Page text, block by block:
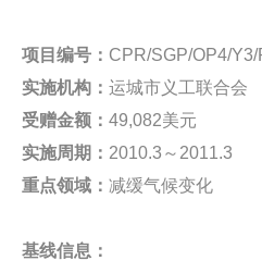
项目编号： CPR/SGP/OP4/
实施机构： 运城市义工联合会
受赠金额： 49,082美元
实施周期： 2010.3～2011.3
重点领域： 减缓气候变化
基线信息：